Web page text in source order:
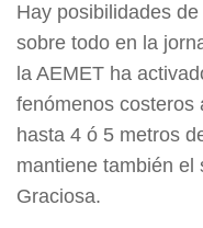
Hay posibilidades
sobre todo en la
la AEMET ha
fenómenos costeros
hasta 4 ó 5 metros
mantiene también el
Graciosa.